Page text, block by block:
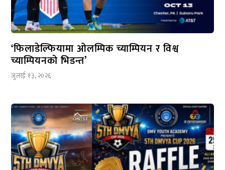
जुलाई १३, २०२६
‘फिलाडेल्फियामा ओलम्पिक च्याम्पियन र विश्व
च्याम्पियनको भिडन्त’